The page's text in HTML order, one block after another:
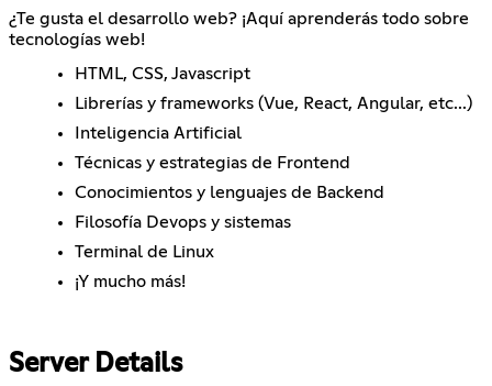
¿Te gusta el desarrollo web? ¡Aquí aprenderás todo sobre
tecnologías web!
HTML, CSS, Javascript
Librerías y frameworks (Vue, React, Angular, etc...)
Inteligencia Artificial
Técnicas y estrategias de Frontend
Conocimientos y lenguajes de Backend
Filosofía Devops y sistemas
Terminal de Linux
¡Y mucho más!
Server Details